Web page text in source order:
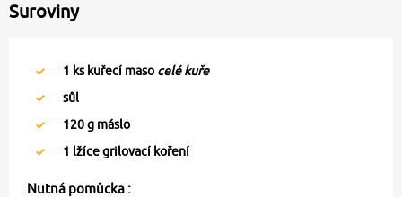
Suroviny
1 ks kuřecí maso celé kuře
sůl
120g máslo
1 lžíce grilovací koření
Nutná pomůcka :